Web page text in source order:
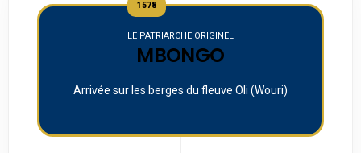
1578
LE PATRIARCHE ORIGINEL
MBONGO
Arrivée sur les berges du fleuve Oli (Wouri)